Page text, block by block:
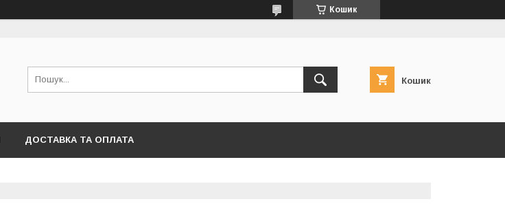
Кошик
Кошик
ДОСТАВКА ТА ОПЛАТА